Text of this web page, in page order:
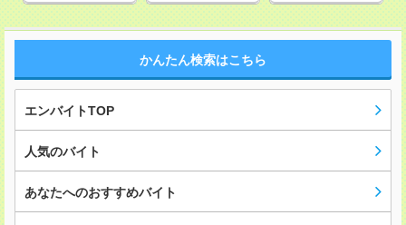
かんたん検索はこちら
エンバイトTOP
人気のバイト
あなたへのおすすめバイト